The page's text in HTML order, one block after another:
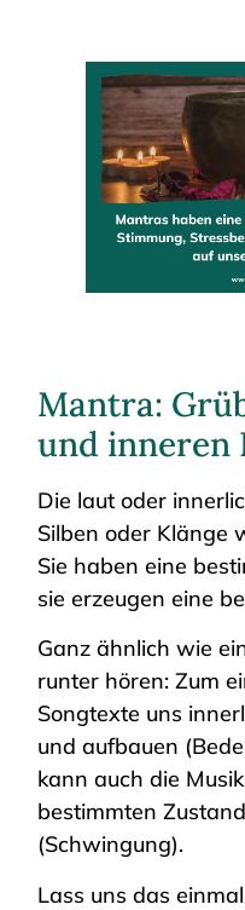
Mantra:
und inneren
Die laut oder
Silben oder Klänge
Sie haben eine
sie erzeugen eine
Ganz ähnlich wie
runter hören: Zum
Songtexte uns
und aufbauen
kann auch die
bestimmten
(Schwingung).
Lass uns das